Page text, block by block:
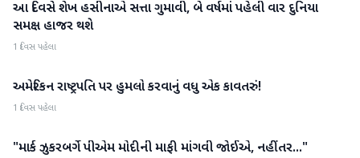
આંતરરાષ્ટ્રીય
આ દિવસે શેખ હસીનાએ સત્તા ગુમાવી, બે વર્ષમાં પહેલી વાર દુનિયા
સમક્ષ હાજર થશે
1 દિવસ પહેલા
આંતરરાષ્ટ્રીય
અમેરિકન રાષ્ટ્રપતિ પર હુમલો કરવાનું વધુ એક કાવતરું!
1 દિવસ પહેલા
આંતરરાષ્ટ્રીય
"માર્ક ઝુકરબર્ગે પીએમ મોદીની માફી માંગવી જોઈએ, નહીંતર..."